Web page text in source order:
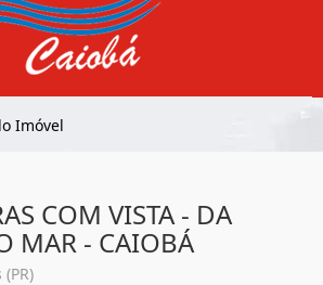
Imóvel
COM VISTA - DA
MAR - CAIOBÁ